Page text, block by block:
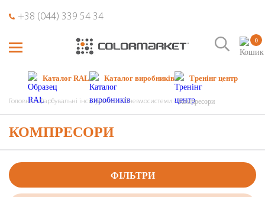
+38 (044) 339 54 34
0
Каталог RAL Каталог виробників Тренінг центр
Головна Фарбувальні інструменти Пневмосистеми Компресори
КОМПРЕСОРИ
ФІЛЬТРИ